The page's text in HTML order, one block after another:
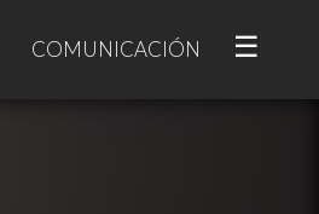
COMUNICACIÓN ☰